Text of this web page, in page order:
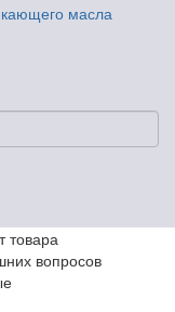
масла
товара
вопросов